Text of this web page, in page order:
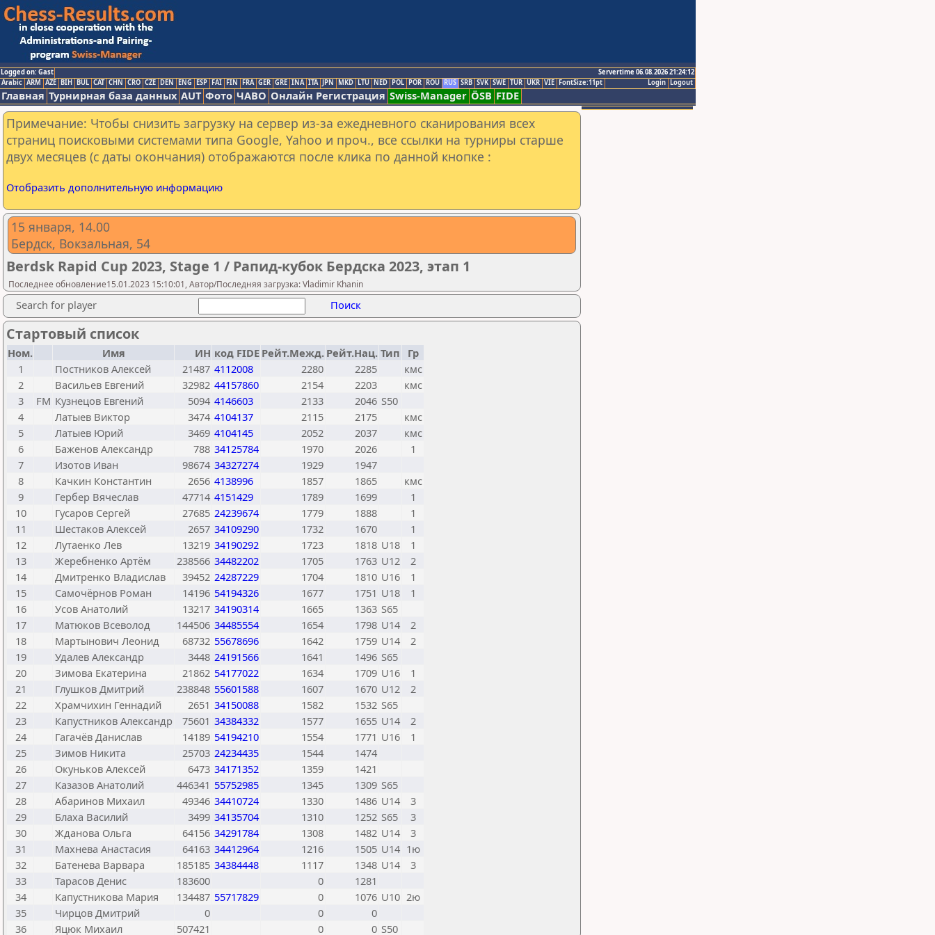
Logged on: Gast
Servertime 06.08.2026 21:24:12
Logout
Login
Arabic ARM AZE BIH BUL CAT CHN CRO CZE DEN ENG ESP FAI FIN FRA GER GRE INA ITA JPN MKD LTU NED POL POR ROU RUS SRB SVK SWE TUR UKR VIE FontSize:11pt
Главная Турнирная база данных AUT Фото ЧАВО Онлайн Регистрация Swiss-Manager ÖSB FIDE
Примечание: Чтобы снизить загрузку на сервер из-за ежедневного сканирования всех
страниц поисковыми системами типа Google, Yahoo и проч., все ссылки на турниры старше
двух месяцев (с даты окончания) отображаются после клика по данной кнопке :
Отобразить дополнительную информацию
15 января, 14.00
Бердск, Вокзальная, 54
Berdsk Rapid Cup 2023, Stage 1 / Рапид-кубок Бердска 2023, этап 1
Последнее обновление15.01.2023 15:10:01, Автор/Последняя загрузка: Vladimir Khanin
Search for player Поиск
Стартовый список
Ном. Имя ИН код FIDE Рейт.Межд. Рейт.Нац. Тип
Гр
1
Постников Алексей 21487 4112008 2280 2285
кмс
2
Васильев Евгений 32982 44157860 2154 2203
кмс
3
FM Кузнецов Евгений 5094 4146603 2133 2046 S50
4
Латыев Виктор 3474 4104137 2115 2175
кмс
5
Латыев Юрий 3469 4104145 2052 2037
кмс
6
Баженов Александр 788 34125784 1970 2026
1
7
Изотов Иван 98674 34327274 1929
1947
8
Качкин Константин 2656 4138996 1857 1865
кмс
9
Гербер Вячеслав 47714 4151429 1789 1699
1
10
Гусаров Сергей 27685 24239674 1779 1888
1
11
Шестаков Алексей 2657 34109290 1732 1670
1
12
Лутаенко Лев 13219 34190292 1723 1818 U18
1
13
Жеребненко Артём 238566 34482202 1705 1763 U12
2
14
Дмитренко Владислав 39452 24287229 1704 1810 U16
1
15
Самочёрнов Роман 14196 54194326 1677 1751 U18
1
16
Усов Анатолий 13217 34190314 1665 1363 S65
17
Матюков Всеволод 144506 34485554 1654 1798 U14
2
18
Мартынович Леонид 68732 55678696 1642 1759 U14
2
19
Удалев Александр 3448 24191566 1641 1496 S65
20
Зимова Екатерина 21862 54177022 1634 1709 U16
1
21
Глушков Дмитрий 238848 55601588 1607 1670 U12
2
22
Храмчихин Геннадий 2651 34150088 1582 1532 S65
23
Капустников Александр 75601 34384332 1577 1655 U14
2
24
Гагачёв Данислав 14189 54194210 1554 1771 U16
1
25
Зимов Никита 25703 24234435 1544
1474
26
Окуньков Алексей 6473 34171352 1359
1421
27
Казазов Анатолий 446341 55752985 1345 1309 S65
28
Абаринов Михаил 49346 34410724 1330 1486 U14
3
29
Блаха Василий 3499 34135704 1310 1252 S65
3
30
Жданова Ольга 64156 34291784 1308 1482 U14
3
31
Махнева Анастасия 64163 34412964 1216 1505 U14 1ю
32
Батенева Варвара 185185 34384448 1117 1348 U14
3
33
Тарасов Денис 183600 0
1281
34
Капустникова Мария 134487 55717829 0 1076 U10 2ю
35
Чирцов Дмитрий 0 0
0
36
Яцюк Михаил 507421 0 0 S50